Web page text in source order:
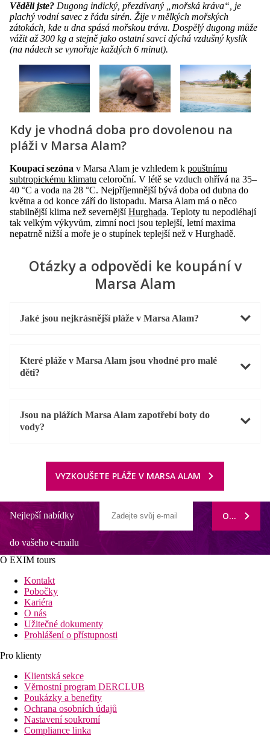
Věděli jste? Dugong indický, přezdívaný „mořská kráva“, je
plachý vodní savec z řádu sirén. Žije v mělkých mořských
zátokách, kde u dna spásá mořskou trávu. Dospělý dugong může
vážit až 300 kg a stejně jako ostatní savci dýchá vzdušný kyslík
(na nádech se vynořuje každých 6 minut).
Kdy je vhodná doba pro dovolenou na
pláži v Marsa Alam?
Koupací sezóna v Marsa Alam je vzhledem k pouštnímu
subtropickému klimatu celoroční. V létě se vzduch ohřívá na 35–
40 °C a voda na 28 °C. Nejpříjemnější bývá doba od dubna do
května a od konce září do listopadu. Marsa Alam má o něco
stabilnější klima než severnějšíHurghada. Teploty tu nepodléhají
tak velkým výkyvům, zimní noci jsou teplejší, letní maxima
nepatrně nižší a moře je o stupínek teplejší než v Hurghadě.
Otázky a odpovědi ke koupání v
Marsa Alam
Jaké jsou nejkrásnější pláže v Marsa Alam?
Které pláže v Marsa Alam jsou vhodné pro malé
děti?
Jsou na plážích Marsa Alam zapotřebí boty do
vody?
VYZKOUŠETE PLÁŽE V MARSA ALAM
Nejlepší nabídky
do vašeho e-mailu
ODEBÍRAT
O EXIM tours
Kontakt
Pobočky
Kariéra
O nás
Užitečné dokumenty
Prohlášení o přístupnosti
Pro klienty
Klientská sekce
Věrnostní program DERCLUB
Poukázky a benefity
Ochrana osobních údajů
Nastavení soukromí
Compliance linka